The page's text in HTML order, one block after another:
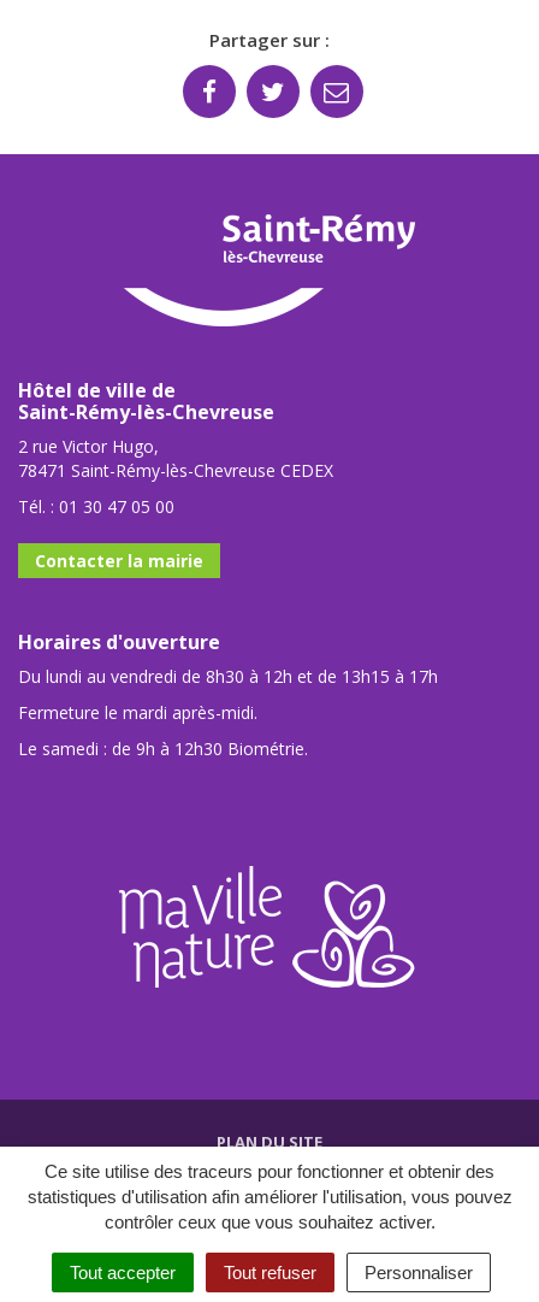
Ce site utilise des traceurs pour fonctionner et obtenir des
statistiques d'utilisation afin améliorer l'utilisation, vous pouvez
contrôler ceux que vous souhaitez activer.
Tout accepter Tout refuser Personnaliser
Partager sur :
Hôtel de ville de
Saint-Rémy-lès-Chevreuse
2 rue Victor Hugo,
78471 Saint-Rémy-lès-Chevreuse CEDEX
Tél. : 01 30 47 05 00
Contacter la mairie
Horaires d'ouverture
Du lundi au vendredi de 8h30 à 12h et de 13h15 à 17h
Fermeture le mardi après-midi.
Le samedi : de 9h à 12h30 Biométrie.
PLAN DU SITE
CRÉDITS ET MENTIONS
POLITIQUE DE CONFIDENTIALITÉ